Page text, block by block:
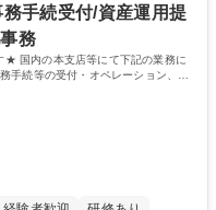
会の実現に貢献してまいりま
資格：
務手続受付/資産運用提
務
★ 国内の本支店等にて下記の業務に
手続等の受付・オペレーション、お